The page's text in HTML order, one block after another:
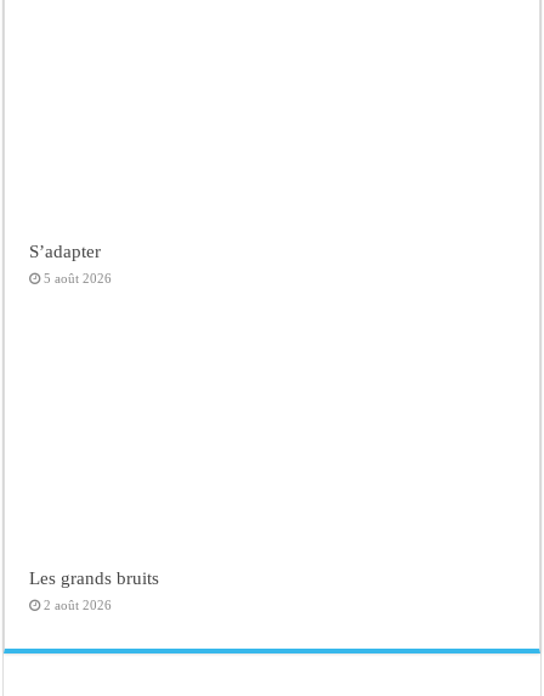
S’adapter
5 août 2026
Les grands bruits
2 août 2026